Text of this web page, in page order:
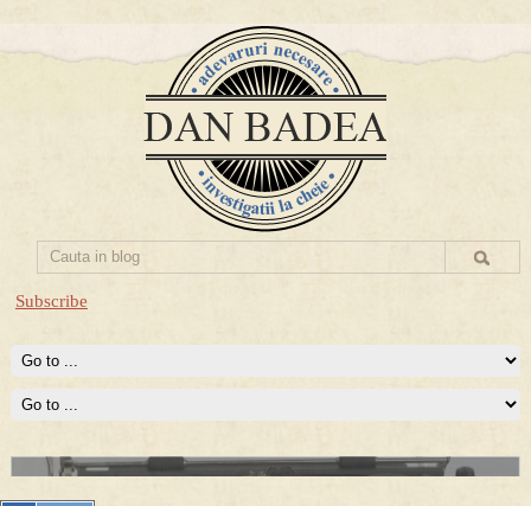
Subscribe
Prima mea carte publicata (Nemira)
Averea Presedintelui: prima lucrare despre controversatele
conturi secrete ale Securitatii.